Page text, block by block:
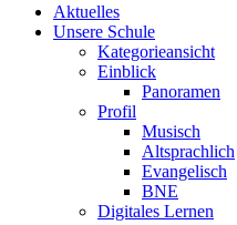
Aktuelles
Unsere Schule
Kategorieansicht
Einblick
Panoramen
Profil
Musisch
Altsprachlich
Evangelisch
BNE
Digitales Lernen